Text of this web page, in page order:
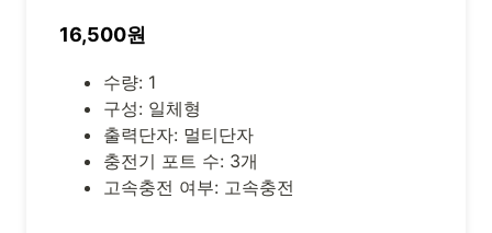
16,500원
수량: 1
구성: 일체형
출력단자: 멀티단자
충전기 포트 수: 3개
고속충전 여부: 고속충전